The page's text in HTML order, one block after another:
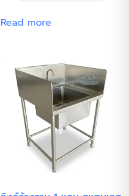
Read more